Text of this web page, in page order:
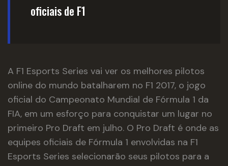
oficiais de F1
A F1 Esports Series vai ver os melhores pilotos
online do mundo batalharem no F1 2017, o jogo
oficial do Campeonato Mundial de Fórmula 1 da
FIA, em um esforço para conquistar um lugar no
primeiro Pro Draft em julho. O Pro Draft é onde as
equipes oficiais de Fórmula 1 envolvidas na F1
Esports Series selecionarão seus pilotos para a